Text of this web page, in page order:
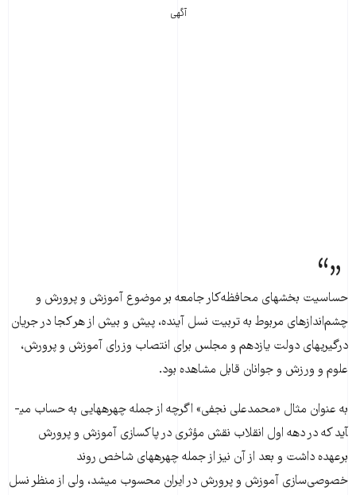
آگهی
حساسیت بخش­های محافظه‌کار جامعه بر موضوع آموزش و پرورش و
چشم‌اندازهای مربوط به تربیت نسل آینده، پیش و بیش از هر کجا در جریان
درگیری­های دولت‌ یازدهم و مجلس برای انتصاب وزرای آموزش و پرورش،
علوم و ورزش و جوانان قابل مشاهده بود.
به عنوان مثال «محمدعلی نجفی» اگرچه از جمله چهره­هایی به حساب می­
آید که در دهه اول انقلاب نقش مؤثری در پاکسازی آموزش و پرورش
برعهده داشت و بعد از آن نیز از جمله چهره­های شاخص روند
خصوصی‌سازی آموزش و پرورش در ایران محسوب می­شد، ولی از منظر نسل